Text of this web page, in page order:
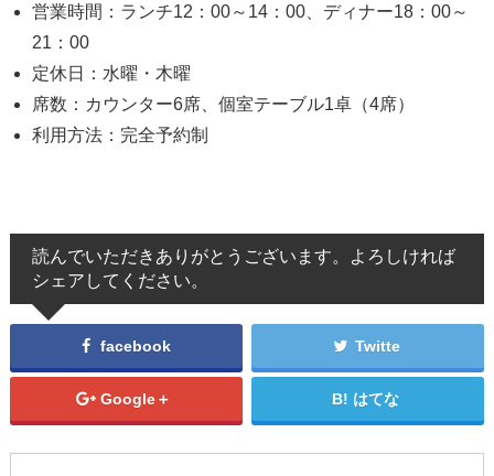
営業時間：ランチ12：00～14：00、ディナー18：00～
21：00
定休日：水曜・木曜
席数：カウンター6席、個室テーブル1卓（4席）
利用方法：完全予約制
読んでいただきありがとうございます。よろしければ
シェアしてください。
facebook Twitte
Google＋ はてな